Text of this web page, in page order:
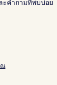
ะคำถามที่พบบ่อย
ณ